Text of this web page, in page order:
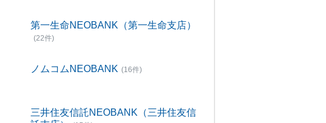
第一生命NEOBANK（第一生命支店）
(22件)
ノムコムNEOBANK (16件)
三井住友信託NEOBANK（三井住友信